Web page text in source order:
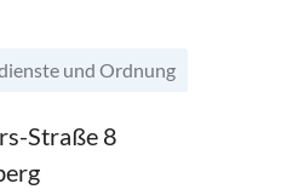
und Ordnung
Straße 8